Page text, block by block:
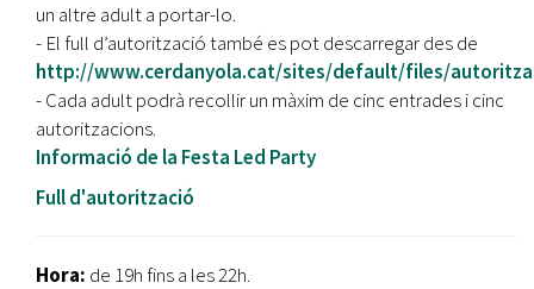
un altre adult a portar-lo.
- El full d’autorització també es pot descarregar des de
http://www.cerdanyola.cat/sites/default/files/
- Cada adult podrà recollir un màxim de cinc entrades i cinc
autoritzacions.
Informació de la Festa Led Party
Full d'autorització
Hora: de 19h fins a les 22h.